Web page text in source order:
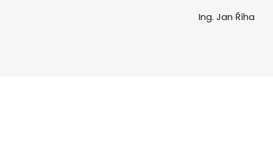
Ing. Jan Říha